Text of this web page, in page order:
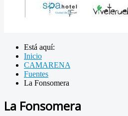
Está aquí:
Inicio
CAMARENA
Fuentes
La Fonsomera
La Fonsomera